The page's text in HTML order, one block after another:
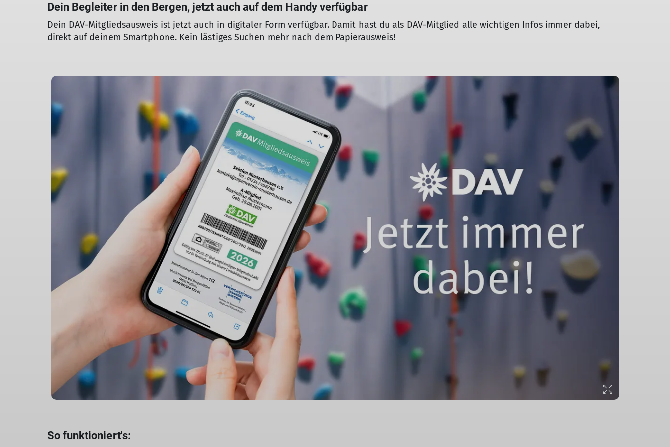
Dein Begleiter in den Bergen, jetzt auch auf dem Handy verfügbar
Dein DAV-Mitgliedsausweis ist jetzt auch in digitaler Form verfügbar. Damit hast du als DAV-Mitglied alle wichtigen Infos immer dabei,
direkt auf deinem Smartphone. Kein lästiges Suchen mehr nach dem Papierausweis!
© DAV
So funktioniert's: